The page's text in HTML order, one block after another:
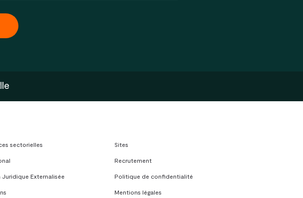
sectorielles
Externalisée
Sites
Recrutement
Politique de confidentialité
Mentions légales